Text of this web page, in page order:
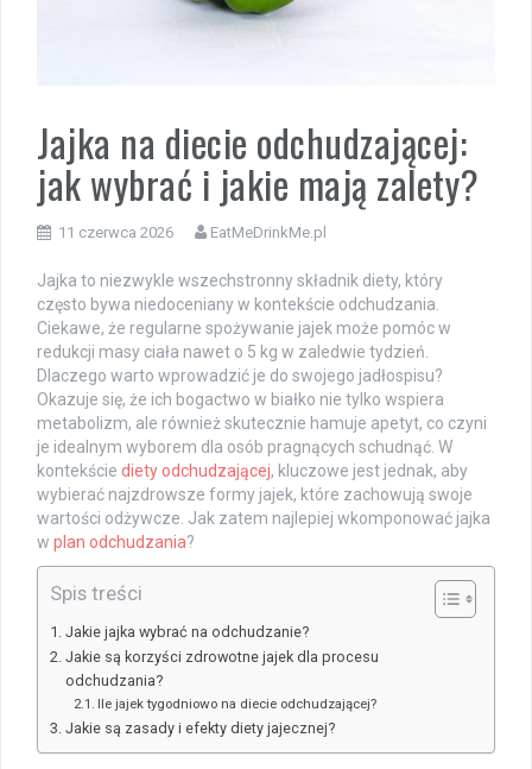
Jajka na diecie odchudzającej:
jak wybrać i jakie mają zalety?
11 czerwca 2026 EatMeDrinkMe.pl
Jajka to niezwykle wszechstronny składnik diety, który
często bywa niedoceniany w kontekście odchudzania.
Ciekawe, że regularne spożywanie jajek może pomóc w
redukcji masy ciała nawet o 5 kg w zaledwie tydzień.
Dlaczego warto wprowadzić je do swojego jadłospisu?
Okazuje się, że ich bogactwo w białko nie tylko wspiera
metabolizm, ale również skutecznie hamuje apetyt, co czyni
je idealnym wyborem dla osób pragnących schudnąć. W
kontekście diety odchudzającej, kluczowe jest jednak, aby
wybierać najzdrowsze formy jajek, które zachowują swoje
wartości odżywcze. Jak zatem najlepiej wkomponować jajka
w plan odchudzania?
Spis treści
Jakie jajka wybrać na odchudzanie?
Jakie są korzyści zdrowotne jajek dla procesu
odchudzania?
Ile jajek tygodniowo na diecie odchudzającej?
Jakie są zasady i efekty diety jajecznej?